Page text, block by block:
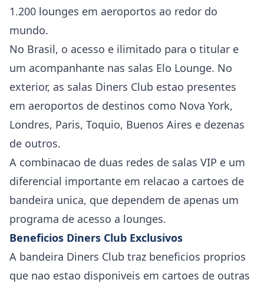
1.200 lounges em aeroportos ao redor do
mundo.
No Brasil, o acesso e ilimitado para o titular e
um acompanhante nas salas Elo Lounge. No
exterior, as salas Diners Club estao presentes
em aeroportos de destinos como Nova York,
Londres, Paris, Toquio, Buenos Aires e dezenas
de outros.
A combinacao de duas redes de salas VIP e um
diferencial importante em relacao a cartoes de
bandeira unica, que dependem de apenas um
programa de acesso a lounges.
Beneficios Diners Club Exclusivos
A bandeira Diners Club traz beneficios proprios
que nao estao disponiveis em cartoes de outras